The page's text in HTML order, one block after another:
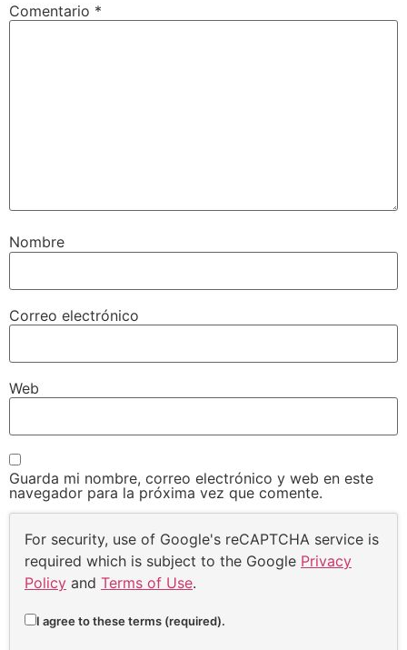
Comentario *
Nombre
Correo electrónico
Web
Guarda mi nombre, correo electrónico y web en este
navegador para la próxima vez que comente.
For security, use of Google's reCAPTCHA service is
required which is subject to the Google Privacy
Policy and Terms of Use.
I agree to these terms (required).